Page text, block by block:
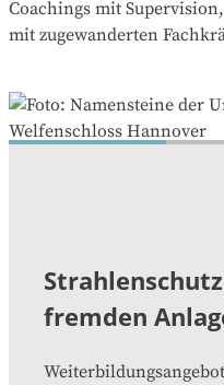
Coachings mit
mit zugewanderten
fremden